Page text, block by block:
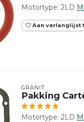
Motortype: 2LD
Aan verlanglijst
GRANIT
Pakking
Motortype: 2LD